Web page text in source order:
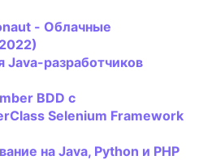
- Облачные
Java-разработчиков
BDD с
Selenium Framework
наJava, Python и PHP